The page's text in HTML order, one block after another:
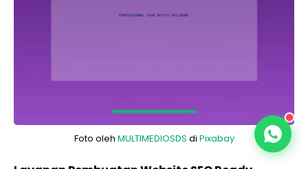
Foto oleh MULTIMEDIOSDS di Pixabay